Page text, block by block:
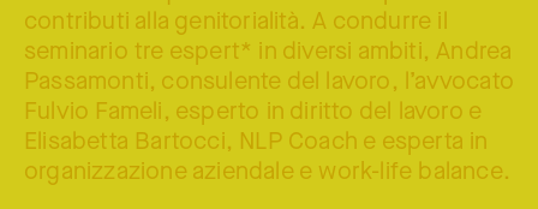
contributi alla genitorialità. A condurre il
seminario tre espert* in diversi ambiti, Andrea
Passamonti, consulente del lavoro, l’avvocato
Fulvio Fameli, esperto in diritto del lavoro e
Elisabetta Bartocci, NLP Coach e esperta in
organizzazione aziendale e work-life balance.